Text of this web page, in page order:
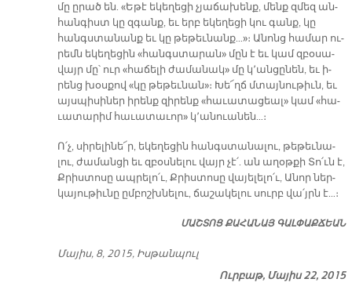
մը ը­րած են. «Ե­թէ ե­կե­ղե­ցի չյա­ճա­խենք, մենք զմեզ ան­
հան­գիստ կը զգանք, եւ երբ ե­կե­ղե­ցի կու գանք, կը
հանգս­տա­նանք եւ կը թե­թեւ­նանք…»։ Ա­նոնց հա­մար ու­
րեմն ե­կե­ղե­ցին «հանգս­տա­րան» մըն է եւ կամ զբօ­սա­
վայր մը՝ ուր «հա­ճե­լի ժա­մա­նակ» մը կ՚ան­ցը­նեն, եւ ի­
րենց խօս­քով «կը թե­թեւ­նան»։ Խե՜ղճ մտայ­նու­թիւն, եւ
այս­պի­սի­ներ ի­րենք զի­րենք «հա­ւա­տա­ցեալ» կամ «հա­
ւա­տա­րիմ հա­ւա­տա­ւոր» կ՚ա­նուա­նեն…։
Ո՛չ, սի­րե­լի­նե՜ր, ե­կե­ղե­ցին հանգս­տա­նա­լու, թե­թեւ­նա­
լու, ժա­ման­ցի եւ զբօս­նե­լու վայր չէ՛. ան ա­ղօթ­քի Տո՛ւն է,
Քրիս­տո­սը ապ­րե­լո՛ւ, Քրիս­տո­սը վա­յե­լե­լո՛ւ, Ա­նոր ներ­
կա­յու­թիւ­նը ըմ­բոշխ­նե­լու, ճա­շա­կե­լու սուրբ վա՛յրն է…։
ՄԱՇ­ՏՈՑ ՔԱ­ՀԱ­ՆԱՅ ԳԱԼ­ՓԱՔ­ՃԵԱՆ
Մա­յիս, 8, 2015, Իս­թան­պուլ
Ուրբաթ, Մայիս 22, 2015